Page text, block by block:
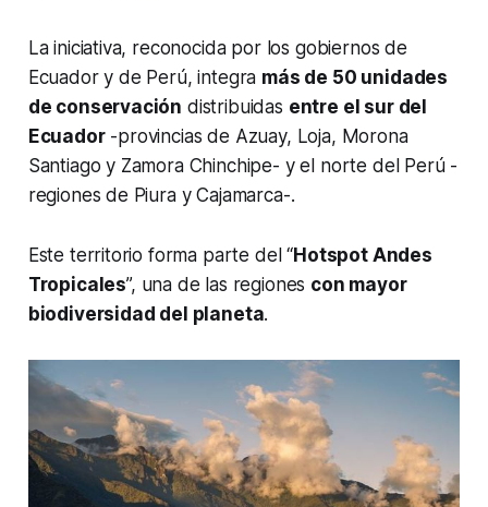
La iniciativa, reconocida por los gobiernos de
Ecuador y de Perú, integra más de 50 unidades
de conservación distribuidas entre el sur del
Ecuador-provincias de Azuay, Loja, Morona
Santiago y Zamora Chinchipe- y el norte del Perú -
regiones de Piura y Cajamarca-.
Este territorio forma parte del “Hotspot Andes
Tropicales”, una de las regiones con mayor
biodiversidad del planeta.